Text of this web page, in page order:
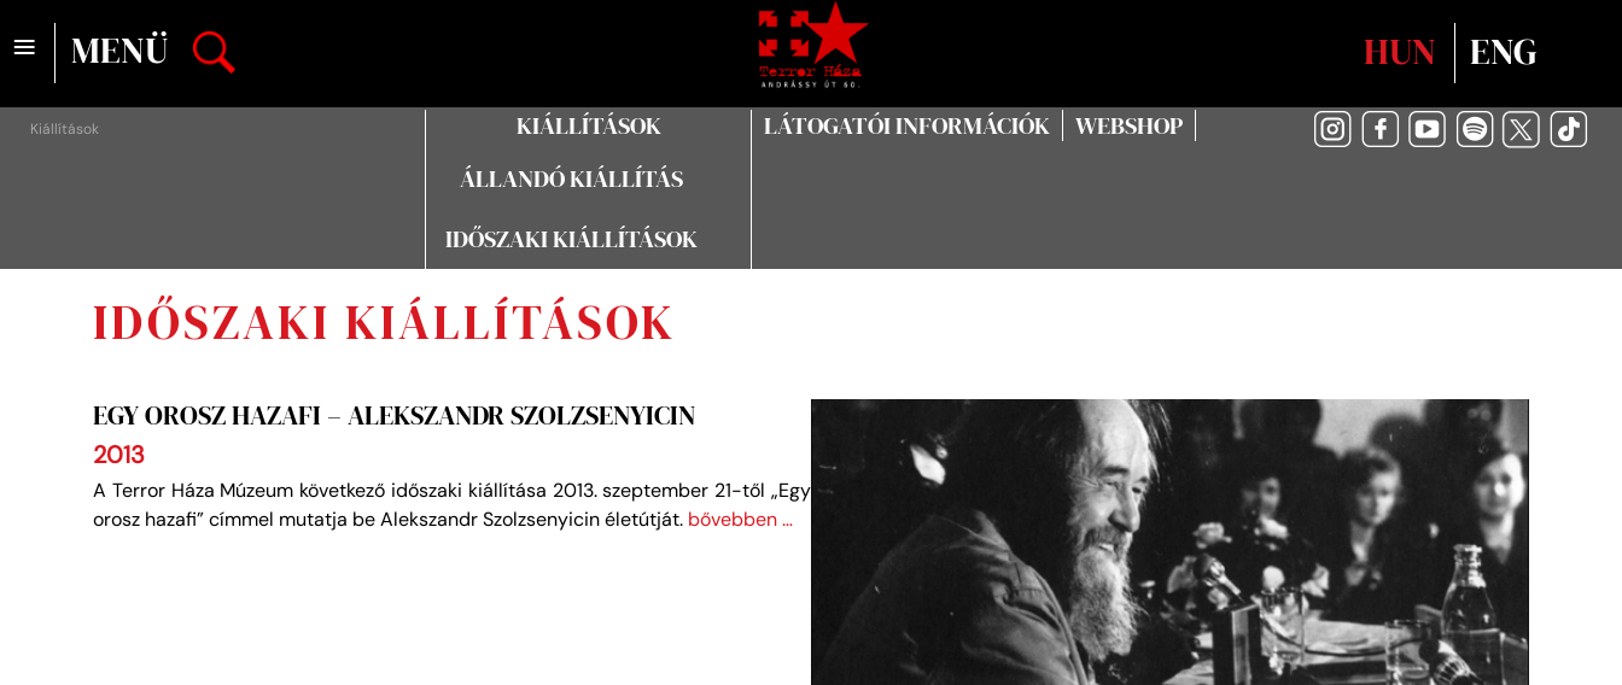
MENÜ
≡ HUN ENG
Kiállítások
KIÁLLÍTÁSOK
ÁLLANDÓ KIÁLLÍTÁS
IDŐSZAKI KIÁLLÍTÁSOK
LÁTOGATÓI INFORMÁCIÓK WEBSHOP
IDŐSZAKI KIÁLLÍTÁSOK
EGY OROSZ HAZAFI – ALEKSZANDR SZOLZSENYICIN
2013
A Terror Háza Múzeum következő időszaki kiállítása 2013. szeptember 21-től „Egy
orosz hazafi” címmel mutatja be Alekszandr Szolzsenyicin életútját. bővebben …